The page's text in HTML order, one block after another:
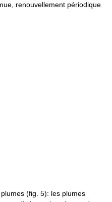
renouvellement périodique
(fig. 5): les plumes